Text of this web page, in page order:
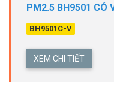
PM2.5 BH9501 CÓ
BH9501C-V
XEM CHI TIẾT